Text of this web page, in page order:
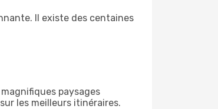
Il existe des centaines
paysages
les meilleurs itinéraires.